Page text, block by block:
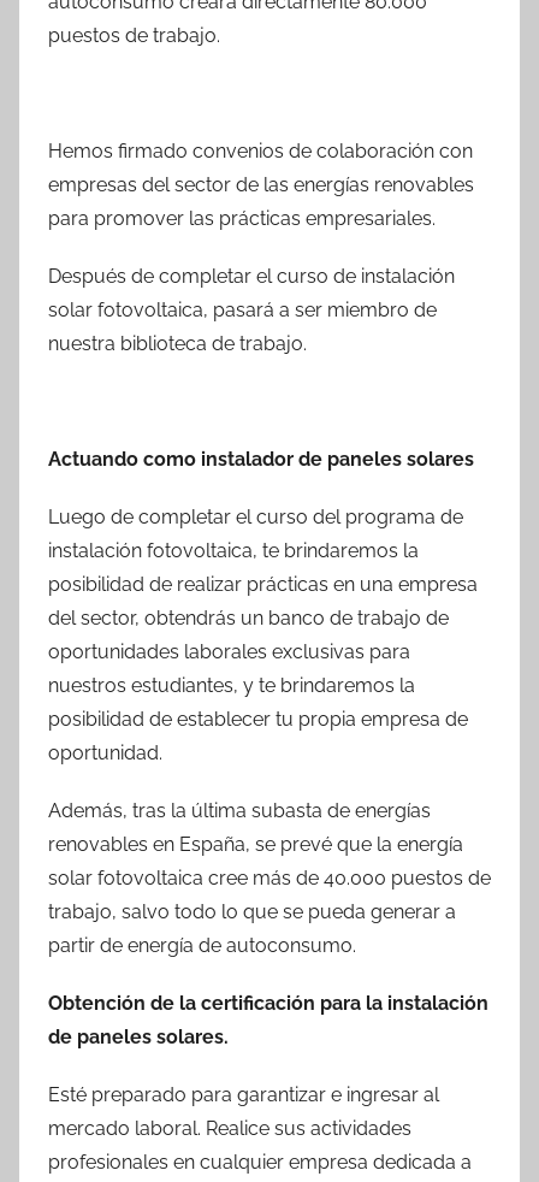
puestos de trabajo.
Hemos firmado convenios de colaboración con
empresas del sector de las energías renovables
para promover las prácticas empresariales.
Después de completar el curso de instalación
solar fotovoltaica, pasará a ser miembro de
nuestra biblioteca de trabajo.
Actuando como instalador de paneles solares
Luego de completar el curso del programa de
instalación fotovoltaica, te brindaremos la
posibilidad de realizar prácticas en una empresa
del sector, obtendrás un banco de trabajo de
oportunidades laborales exclusivas para
nuestros estudiantes, y te brindaremos la
posibilidad de establecer tu propia empresa de
oportunidad.
Además, tras la última subasta de energías
renovables en España, se prevé que la energía
solar fotovoltaica cree más de 40.000 puestos de
trabajo, salvo todo lo que se pueda generar a
partir de energía de autoconsumo.
Obtención de la certificación para la instalación
de paneles solares.
Esté preparado para garantizar e ingresar al
mercado laboral. Realice sus actividades
profesionales en cualquier empresa dedicada a